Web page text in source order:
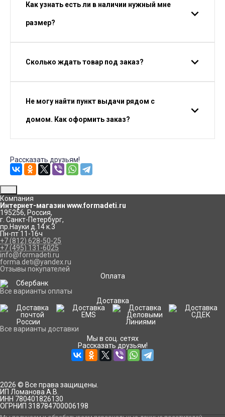
Как узнать есть ли в наличии нужный мне
размер?
Сколько ждать товар под заказ?
Не могу найти пункт выдачи рядом с
домом. Как оформить заказ?
Рассказать друзьям!
Компания
Интернет-магазин www.formadeti.ru
195256, Россия,
г. Санкт-Петербург,
пр.Науки д.14 к.3
Пн-пт 11-16ч
+7 (812) 628-50-25
+7 (495) 131-6025
info@formadeti.ru
forma.deti@yandex.ru
Отзывы покупателей
Оплата
Все варианты оплаты
Доставка
Все варианты доставки
Мы в соц. сетях
Рассказать друзьям!
2026 © Все права защищены.
ИП Ломанова А.В.
ИНН 780401826130
ОГРНИП 318784700006198